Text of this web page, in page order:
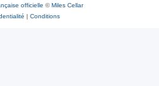
officielle ©Miles Cellar
| Conditions